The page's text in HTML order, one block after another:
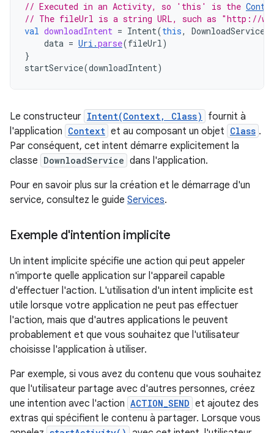
// Executed in an Activity, so 'this' is the
// The fileUrl is a string URL, such as "http://
val downloadIntent = Intent(this, DownloadService
data = Uri .parse(fileUrl)
}
startService(downloadIntent)
Le constructeur Intent(Context, Class)
fournit à
l'application Context et au composant un objet Class .
Par conséquent, cet intent démarre explicitement la
classe DownloadService dans l'application.
Pour en savoir plus sur la création et le démarrage d'un
service, consultez le guide Services.
Exemple d'intention implicite
Un intent implicite spécifie une action qui peut appeler
n'importe quelle application sur l'appareil capable
d'effectuer l'action. L'utilisation d'un intent implicite est
utile lorsque votre application ne peut pas effectuer
l'action, mais que d'autres applications le peuvent
probablement et que vous souhaitez que l'utilisateur
choisisse l'application à utiliser.
Par exemple, si vous avez du contenu que vous souhaitez
que l'utilisateur partage avec d'autres personnes, créez
une intention avec l'action ACTION_SEND et ajoutez des
extras qui spécifient le contenu à partager. Lorsque vous